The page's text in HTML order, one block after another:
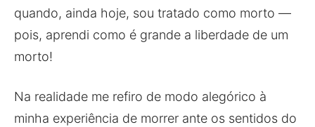
quando, ainda hoje, sou tratado como morto —
pois, aprendi como é grande a liberdade de um
morto!
Na realidade me refiro de modo alegórico à
minha experiência de morrer ante os sentidos do